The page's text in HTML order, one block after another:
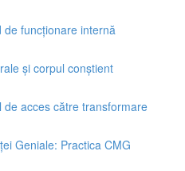
funcționare internă
și corpul conștient
de acces către transformare
Geniale: Practica CMG